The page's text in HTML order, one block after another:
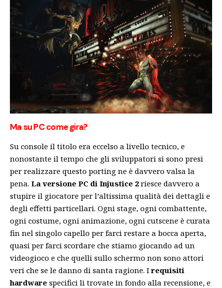
Ma su PC come gira?
Su console il titolo era eccelso a livello tecnico, e
nonostante il tempo che gli sviluppatori si sono presi
per realizzare questo porting ne è davvero valsa la
pena. La versione PC di Injustice 2 riesce davvero a
stupire il giocatore per l’altissima qualità dei dettagli e
degli effetti particellari. Ogni stage, ogni combattente,
ogni costume, ogni animazione, ogni cutscene è curata
fin nel singolo capello per farci restare a bocca aperta,
quasi per farci scordare che stiamo giocando ad un
videogioco e che quelli sullo schermo non sono attori
veri che se le danno di santa ragione. Irequisiti
hardware specifici li trovate in fondo alla recensione, e